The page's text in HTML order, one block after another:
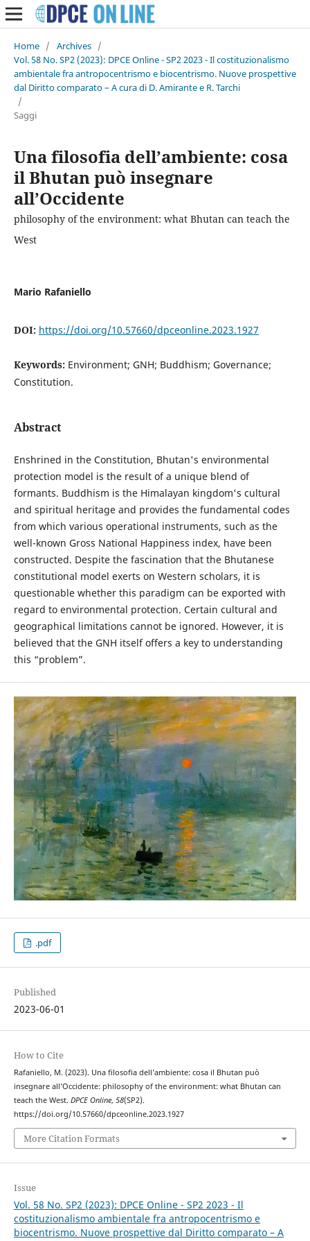
Home / Archives /
Vol. 58 No. SP2 (2023): DPCE Online - SP2 2023 - Il costituzionalismo
ambientale fra antropocentrismo e biocentrismo. Nuove prospettive
dal Diritto comparato – A cura di D. Amirante e R. Tarchi
/
Saggi
Una filosofia dell’ambiente: cosa
il Bhutan può insegnare
all’Occidente
philosophy of the environment: what Bhutan can teach the
West
Mario Rafaniello
DOI: https://doi.org/10.57660/dpceonline.2023.1927
Keywords: Environment; GNH; Buddhism; Governance;
Constitution.
Abstract
Enshrined in the Constitution, Bhutan's environmental
protection model is the result of a unique blend of
formants. Buddhism is the Himalayan kingdom's cultural
and spiritual heritage and provides the fundamental codes
from which various operational instruments, such as the
well-known Gross National Happiness index, have been
constructed. Despite the fascination that the Bhutanese
constitutional model exerts on Western scholars, it is
questionable whether this paradigm can be exported with
regard to environmental protection. Certain cultural and
geographical limitations cannot be ignored. However, it is
believed that the GNH itself offers a key to understanding
this “problem”.
.pdf
Published
2023-06-01
How to Cite
Rafaniello, M. (2023). Una filosofia dell’ambiente: cosa il Bhutan può
insegnare all’Occidente: philosophy of the environment: what Bhutan can
teach the West. DPCE Online, 58(SP2).
https://doi.org/10.57660/dpceonline.2023.1927
More Citation Formats
Issue
Vol. 58 No. SP2 (2023): DPCE Online - SP2 2023 - Il
costituzionalismo ambientale fra antropocentrismo e
biocentrismo. Nuove prospettive dal Diritto comparato – A